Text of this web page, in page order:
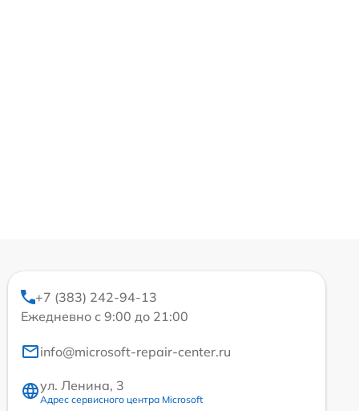
+7 (383) 242-94-13
Ежедневно с 9:00 до 21:00
info@microsoft-repair-center.ru
ул. Ленина, 3
Адрес сервисного центра Microsoft